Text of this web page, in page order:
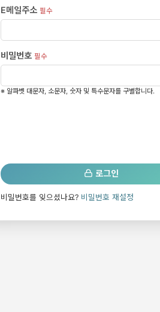
E메일주소 필수
비밀번호 필수
※ 알파벳 대문자, 소문자, 숫자 및 특수문자를 구별합니다.
로그인
비밀번호를 잊으셨나요? 비밀번호 재설정